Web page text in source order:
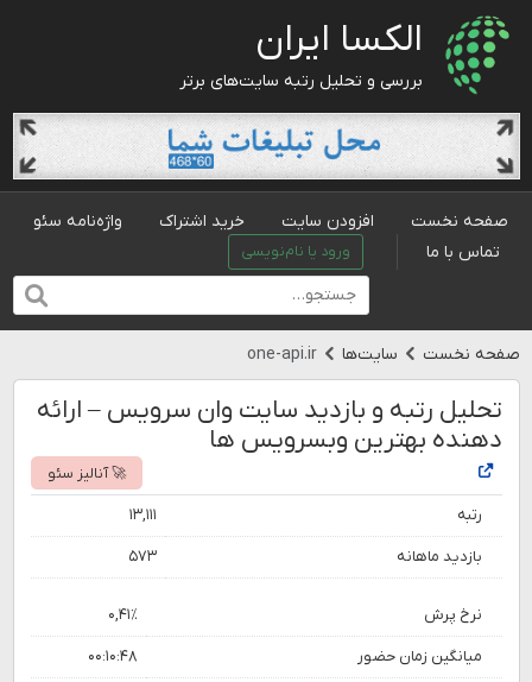
الکسا ایران
بررسی و تحلیل رتبه سایت‌های برتر
صفحه نخست افزودن سایت خرید اشتراک
واژه‌نامه سئو
تماس با ما
ورود یا نام‌نویسی
صفحه نخست سایت‌ها one-api.ir
تحلیل رتبه و بازدید سایت وان سرویس – ارائه
دهنده بهترین وبسرویس ها
🚀 آنالیز سئو
رتبه ۱۳,۱۱۱
بازدید ماهانه ۵۷۳
نرخ پرش ۰,۴۱٪
میانگین زمان حضور ۰۰:۱۰:۴۸